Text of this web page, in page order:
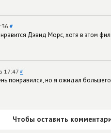
#
Дэвид Морс, хотя в этом
17:47#
понравился, но я ожидал
Чтобы оставить